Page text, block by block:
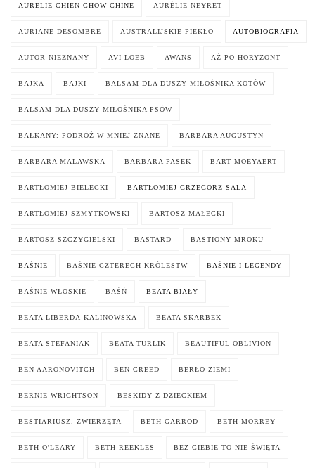
AURELIE CHIEN CHOW CHINE AURÉLIE NEYRET
AURIANE DESOMBRE AUSTRALIJSKIE PIEKŁO AUTOBIOGRAFIA
AUTOR NIEZNANY AVI LOEB AWANS AŻ PO HORYZONT
BAJKA BAJKI BALSAM DLA DUSZY MIŁOŚNIKA KOTÓW
BALSAM DLA DUSZY MIŁOŚNIKA PSÓW
BAŁKANY: PODRÓŻ W MNIEJ ZNANE BARBARA AUGUSTYN
BARBARA MALAWSKA BARBARA PASEK BART MOEYAERT
BARTŁOMIEJ BIELECKI BARTŁOMIEJ GRZEGORZ SALA
BARTŁOMIEJ SZMYTKOWSKI BARTOSZ MAŁECKI
BARTOSZ SZCZYGIELSKI BASTARD BASTIONY MROKU
BAŚNIE BAŚNIE CZTERECH KRÓLESTW BAŚNIE I LEGENDY
BAŚNIE WŁOSKIE BAŚŃ BEATA BIAŁY
BEATA LIBERDA-KALINOWSKA BEATA SKARBEK
BEATA STEFANIAK BEATA TURLIK BEAUTIFUL OBLIVION
BEN AARONOVITCH BEN CREED BERŁO ZIEMI
BERNIE WRIGHTSON BESKIDY Z DZIECKIEM
BESTIARIUSZ. ZWIERZĘTA BETH GARROD BETH MORREY
BETH O'LEARY BETH REEKLES BEZ CIEBIE TO NIE ŚWIĘTA